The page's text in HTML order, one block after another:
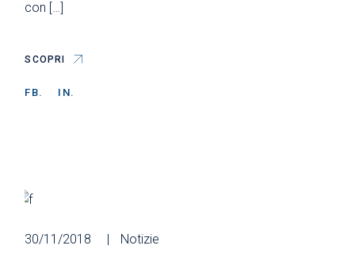
con […]
SCOPRI
FB. IN.
30/11/2018 Notizie